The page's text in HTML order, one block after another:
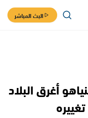
البث المباشر
أغرق البلاد